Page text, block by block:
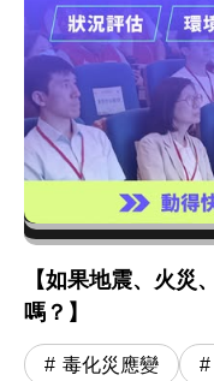
【如果地震、火災
嗎？】
毒化災應變